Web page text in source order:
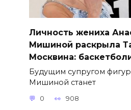
Личность жениха
Мишиной раскрыла
Москвина:
Будущим супругом
Мишиной станет
0 908